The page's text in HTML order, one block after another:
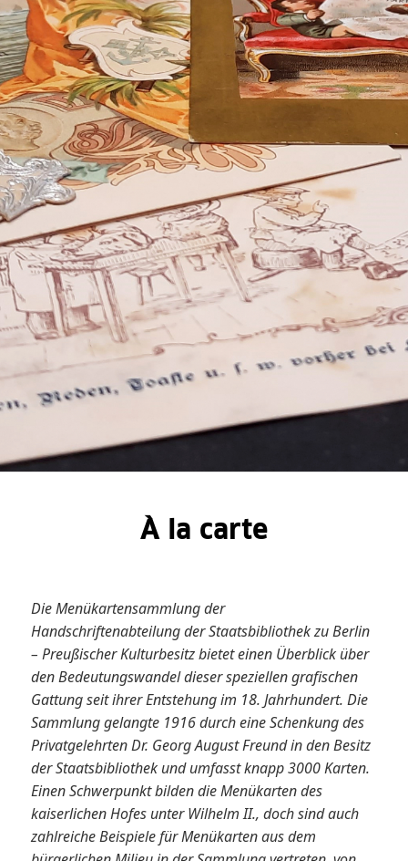
À la carte
Die Menükartensammlung der
Handschriftenabteilung der Staatsbibliothek zu Berlin
– Preußischer Kulturbesitz bietet einen Überblick über
den Bedeutungswandel dieser speziellen grafischen
Gattung seit ihrer Entstehung im 18. Jahrhundert. Die
Sammlung gelangte 1916 durch eine Schenkung des
Privatgelehrten Dr. Georg August Freund in den Besitz
der Staatsbibliothek und umfasst knapp 3000 Karten.
Einen Schwerpunkt bilden die Menükarten des
kaiserlichen Hofes unter Wilhelm II., doch sind auch
zahlreiche Beispiele für Menükarten aus dem